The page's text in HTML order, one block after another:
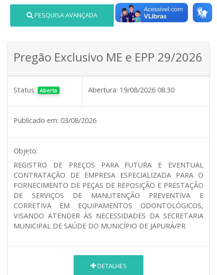
PESQUISA AVANÇADA
Pregão Exclusivo ME e EPP 29/2026
Status: Aberta Abertura: 19/08/2026 08:30
Publicado em: 03/08/2026
Objeto:
REGISTRO DE PREÇOS PARA FUTURA E EVENTUAL
CONTRATAÇÃO DE EMPRESA ESPECIALIZADA PARA O
FORNECIMENTO DE PEÇAS DE REPOSIÇÃO E PRESTAÇÃO
DE SERVIÇOS DE MANUTENÇÃO PREVENTIVA E
CORRETIVA EM EQUIPAMENTOS ODONTOLÓGICOS,
VISANDO ATENDER ÀS NECESSIDADES DA SECRETARIA
MUNICIPAL DE SAÚDE DO MUNICÍPIO DE JAPURÁ/PR
DETALHES